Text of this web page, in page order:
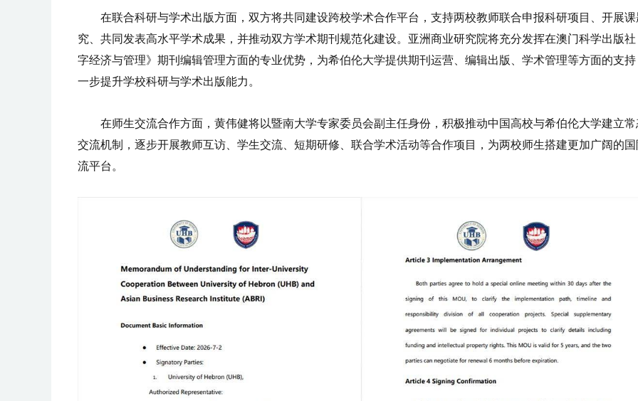
在联合科研与学术出版方面，双方将共同建设跨校学术合作平台，支持两校教师联合申报科研项目、开展
究、共同发表高水平学术成果，并推动双方学术期刊规范化建设。亚洲商业研究院将充分发挥在澳门科学出版
字经济与管理》期刊编辑管理方面的专业优势，为希伯伦大学提供期刊运营、编辑出版、学术管理等方面的支
一步提升学校科研与学术出版能力。
在师生交流合作方面，黄伟健将以暨南大学专家委员会副主任身份，积极推动中国高校与希伯伦大学建立
交流机制，逐步开展教师互访、学生交流、短期研修、联合学术活动等合作项目，为两校师生搭建更加广阔的
流平台。